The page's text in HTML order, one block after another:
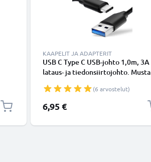
KAAPELIT JA ADAPTERIT
USB C Type C USB-johto 1,0m, 3A
lataus- ja tiedonsiirtojohto. Musta
USB-kaapeli
(6 arvostelut)
6,95 €